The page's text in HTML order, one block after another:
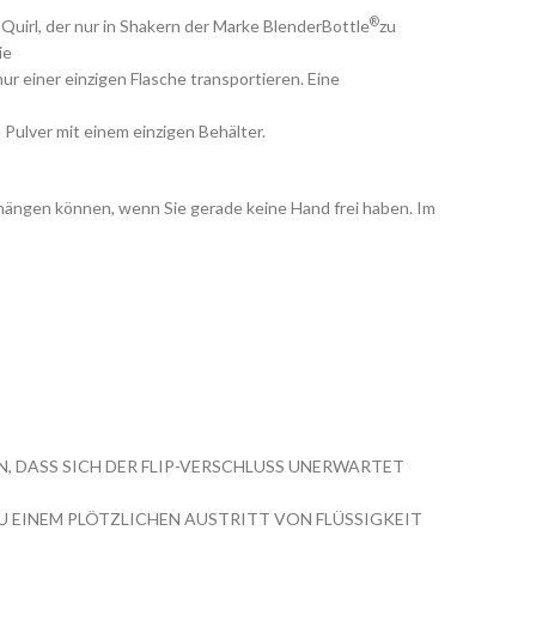
der nur in Shakern der Marke BlenderBottle®zu
einer einzigen Flasche transportieren. Eine
mit einem einzigen Behälter.
können, wenn Sie gerade keine Hand frei haben. Im
SICH DER FLIP-VERSCHLUSS UNERWARTET
EINEM PLÖTZLICHEN AUSTRITT VON FLÜSSIGKEIT